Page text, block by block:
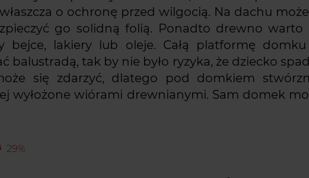
o ochronę przed wilgocią. Na dachu
go solidną folią. Ponadto drewno warto
bejce, lakiery lub oleje. Całą platformę
tak by nie było ryzyka, że dziecko
się zdarzyć, dlatego pod domkiem
wyłożone wiórami drewnianymi. Sam domek
29%